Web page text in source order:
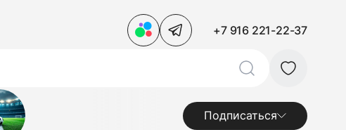
+7 916 221-22-37
Подписаться